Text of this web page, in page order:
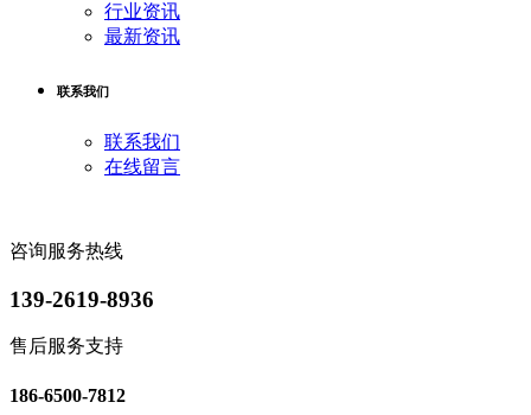
行业资讯
最新资讯
联系我们
联系我们
在线留言
咨询服务热线
139-2619-8936
售后服务支持
186-6500-7812